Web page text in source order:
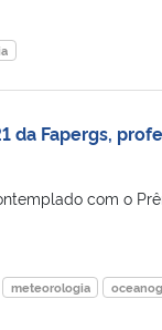
da Fapergs,
com o
meteorologia